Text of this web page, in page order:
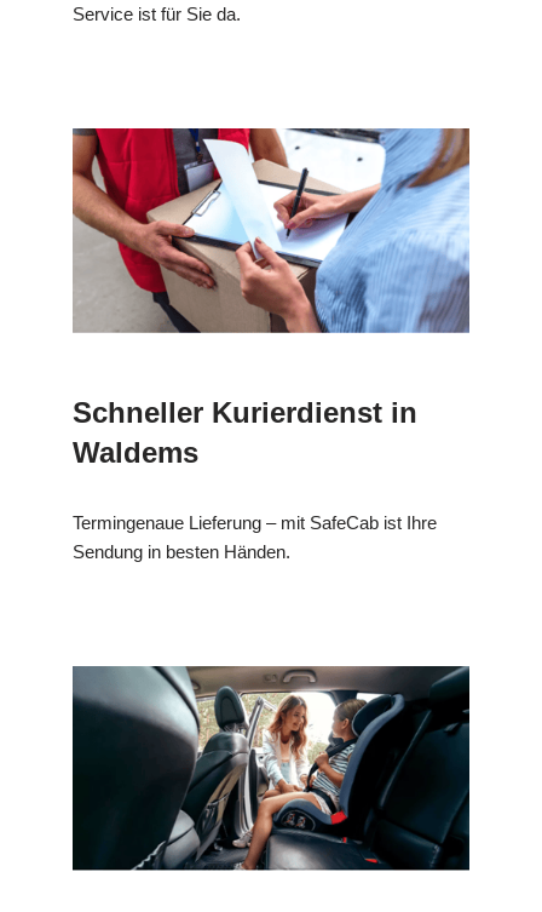
Service ist für Sie da.
Schneller Kurierdienst in
Waldems
Termingenaue Lieferung – mit SafeCab ist Ihre
Sendung in besten Händen.